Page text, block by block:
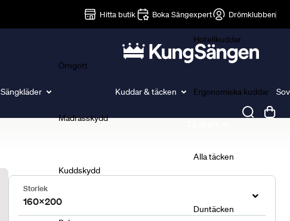
Hitta butik Boka Sängexpert Drömklubben
Sängkläder
Örngott
Madrasskydd
Kuddskydd
Kuddar & täcken
Hotellkuddar
Ergonomiska kuddar
Alla täcken
Duntäcken
Storlek
160x200